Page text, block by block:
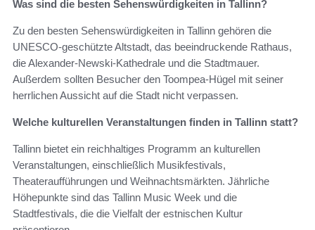
Was sind die besten Sehenswürdigkeiten in Tallinn?
Zu den besten Sehenswürdigkeiten in Tallinn gehören die
UNESCO-geschützte Altstadt, das beeindruckende Rathaus,
die Alexander-Newski-Kathedrale und die Stadtmauer.
Außerdem sollten Besucher den Toompea-Hügel mit seiner
herrlichen Aussicht auf die Stadt nicht verpassen.
Welche kulturellen Veranstaltungen finden in Tallinn statt?
Tallinn bietet ein reichhaltiges Programm an kulturellen
Veranstaltungen, einschließlich Musikfestivals,
Theateraufführungen und Weihnachtsmärkten. Jährliche
Höhepunkte sind das Tallinn Music Week und die
Stadtfestivals, die die Vielfalt der estnischen Kultur